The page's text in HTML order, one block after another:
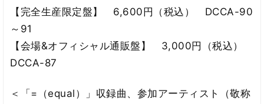
【完全生産限定盤】 6,600円（税込） DCCA-90
～91
【会場&オフィシャル通販盤】 3,000円（税込）
DCCA-87
＜「=（equal）」収録曲、参加アーティスト（敬称